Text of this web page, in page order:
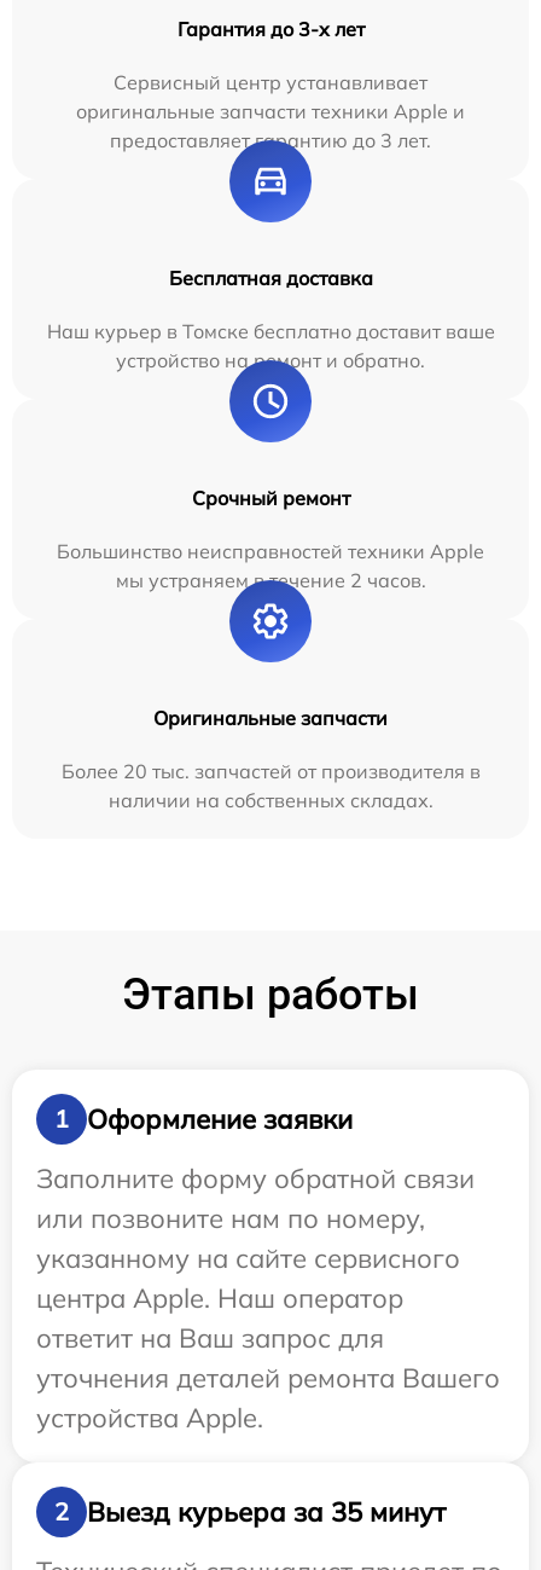
Гарантия до 3-х лет
Сервисный центр устанавливает
оригинальные запчасти техники Apple и
предоставляет гарантию до 3 лет.
Бесплатная доставка
Наш курьер в Томске бесплатно доставит ваше
устройство на ремонт и обратно.
Срочный ремонт
Большинство неисправностей техники Apple
мы устраняем в течение 2 часов.
Оригинальные запчасти
Более 20 тыс. запчастей от производителя в
наличии на собственных складах.
Этапы работы
1
Оформление заявки
Заполните форму обратной связи
или позвоните нам по номеру,
указанному на сайте сервисного
центра Apple. Наш оператор
ответит на Ваш запрос для
уточнения деталей ремонта Вашего
устройства Apple.
2
Выезд курьера за 35 минут